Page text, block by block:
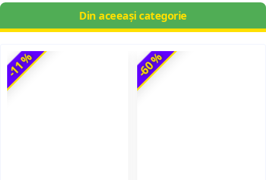
Din aceeași categorie
-11 % -60 %